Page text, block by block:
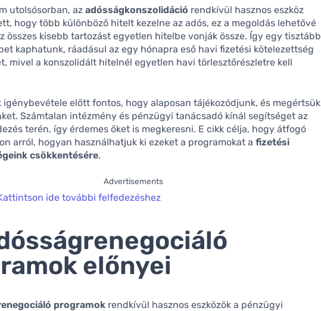
utolsósorban, azadósságkonszolidáció rendkívül hasznos eszköz
hogy több különböző hitelt kezelne az adós, ez a megoldás lehetővé
összes kisebb tartozást egyetlen hitelbe vonják össze. Így egy tisztább
kaphatunk, ráadásul az egy hónapra eső havi fizetési kötelezettség
mivel a konszolidált hitelnél egyetlen havi törlesztőrészletre kell
igénybevétele előtt fontos, hogy alaposan tájékozódjunk, és megértsük
Számtalan intézmény és pénzügyi tanácsadó kínál segítséget az
terén, így érdemes őket is megkeresni. E cikk célja, hogy átfogó
arról, hogyan használhatjuk ki ezeket a programokat afizetési
csökkentésére.
Advertisements
ide további felfedezéshez
előnyei
programok rendkívül hasznos eszközök a pénzügyi